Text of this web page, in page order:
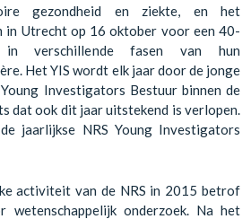
gezondheid en ziekte, en het
in Utrecht op 16 oktober voor een 40-
in verschillende fasen van hun
Het YIS wordt elk jaar door de jonge
Investigators Bestuur binnen de
dat ook dit jaar uitstekend is verlopen.
jaarlijkse NRS Young Investigators
activiteit van de NRS in 2015 betrof
wetenschappelijk onderzoek. Na het